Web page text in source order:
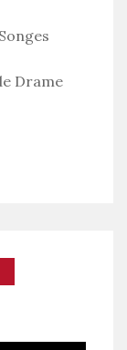
Drame